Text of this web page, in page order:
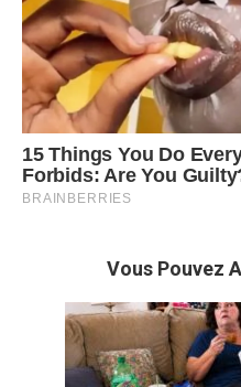
Vous Pouvez